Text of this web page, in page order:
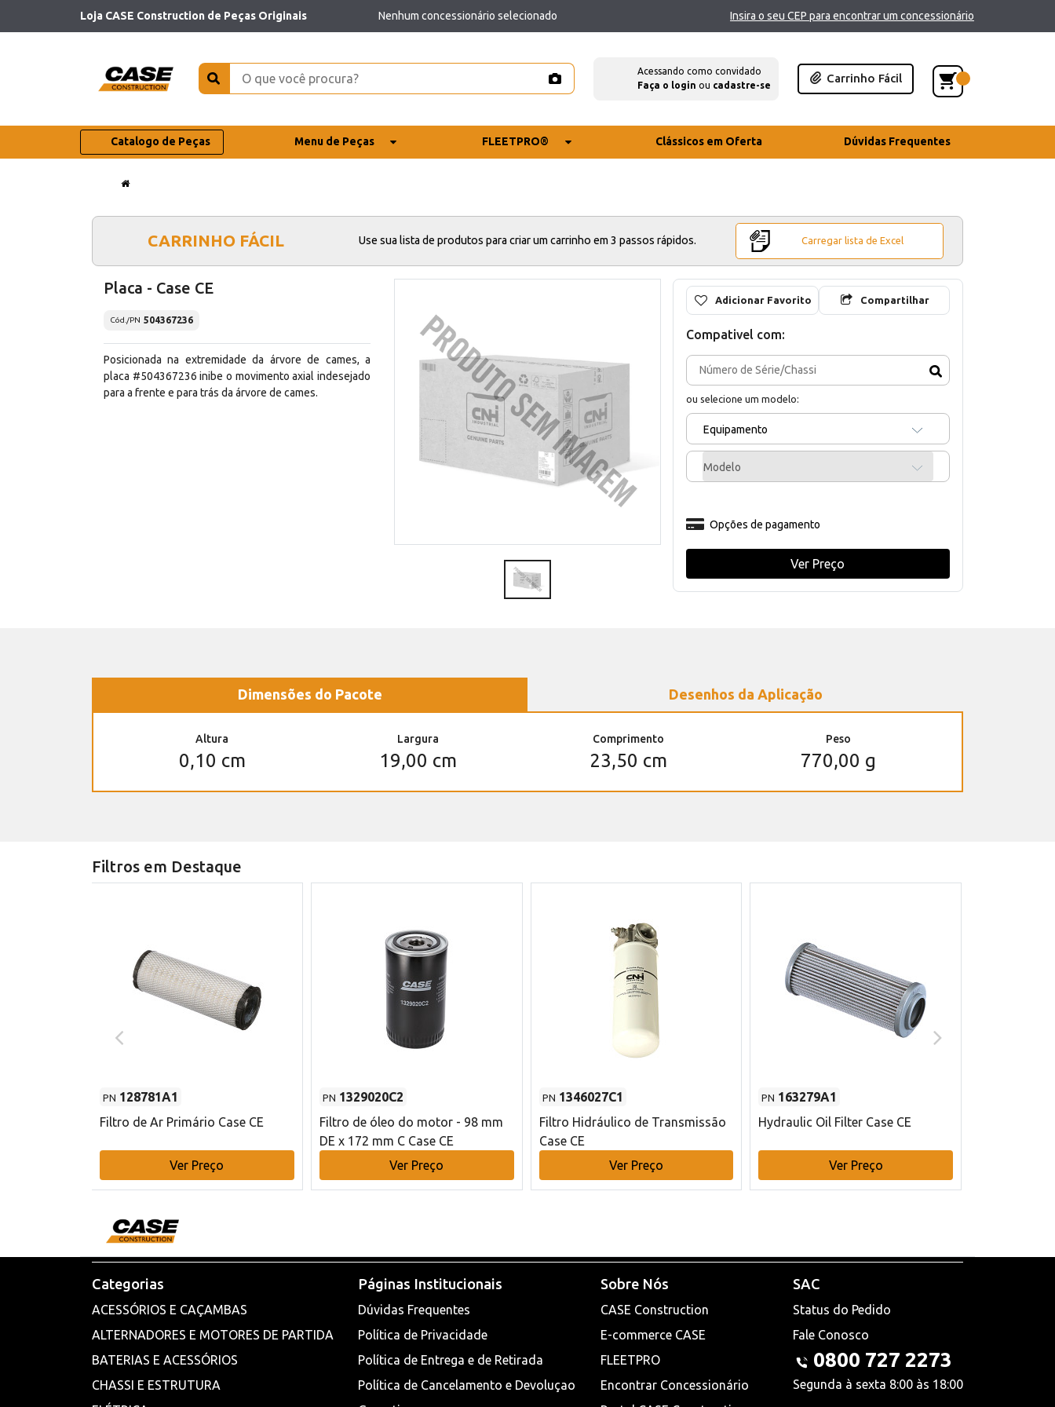
Loja CASE Construction de Peças Originais Nenhum concessionário selecionado Insira o seu CEP para encontrar um concessionário
Acessando como convidado
Faça o login ou cadastre-se
Carrinho Fácil
Catalogo de Peças Menu de Peças FLEETPRO® Clássicos em Oferta Dúvidas Frequentes
CARRINHO FÁCIL Use sua lista de produtos para criar um carrinho em 3 passos rápidos. Carregar lista de Excel
Placa - Case CE
Cód./PN 504367236
Posicionada na extremidade da árvore de cames, a
placa #504367236 inibe o movimento axial indesejado
para a frente e para trás da árvore de cames.
Adicionar Favorito Compartilhar
Compativel com:
ou selecione um modelo:
Equipamento
Modelo
Opções de pagamento
Ver Preço
Dimensões do Pacote Desenhos da Aplicação
Altura
0,10 cm
Largura
19,00 cm
Comprimento
23,50 cm
Peso
770,00 g
Filtros em Destaque
PN 128781A1
Filtro de Ar Primário Case CE
Ver Preço
PN 1329020C2
Filtro de óleo do motor - 98 mm
DE x 172 mm C Case CE
Ver Preço
PN 1346027C1
Filtro Hidráulico de Transmissão
Case CE
Ver Preço
PN 163279A1
Hydraulic Oil Filter Case CE
Ver Preço
Categorias
ACESSÓRIOS E CAÇAMBAS
ALTERNADORES E MOTORES DE PARTIDA
BATERIAS E ACESSÓRIOS
CHASSI E ESTRUTURA
Páginas Institucionais
Dúvidas Frequentes
Política de Privacidade
Política de Entrega e de Retirada
Política de Cancelamento e Devoluçao
Sobre Nós
CASE Construction
E-commerce CASE
FLEETPRO
Encontrar Concessionário
SAC
Status do Pedido
Fale Conosco
0800 727 2273
Segunda à sexta 8:00 às 18:00